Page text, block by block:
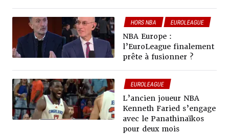
HORS NBA EUROLEAGUE
NBA Europe :
l’EuroLeague finalement
prête à fusionner ?
EUROLEAGUE
L’ancien joueur NBA
Kenneth Faried s’engage
avec le Panathinaïkos
pour deux mois